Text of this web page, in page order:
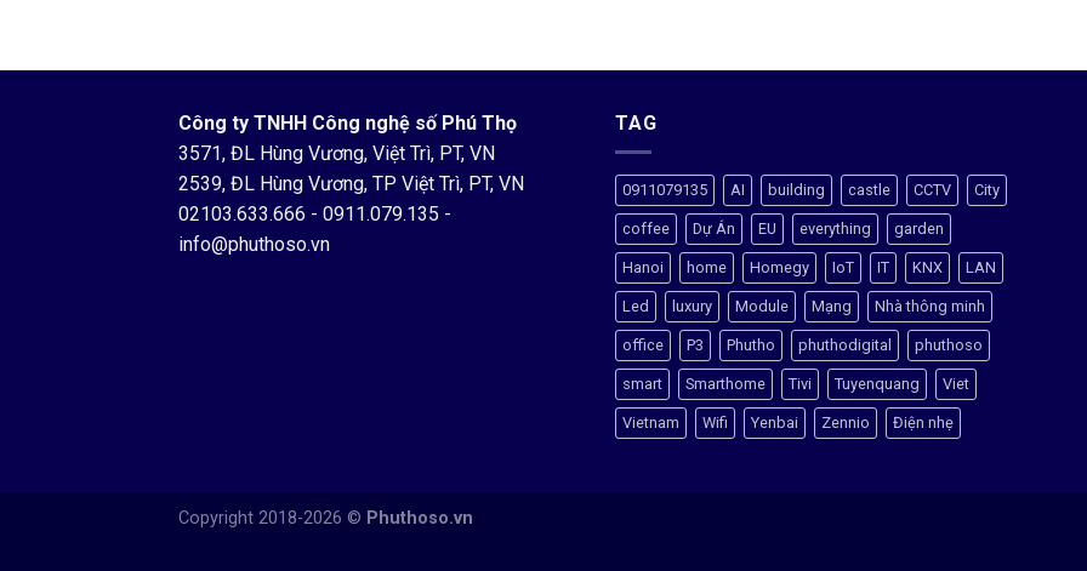
Công ty TNHH Công nghệ số Phú Thọ
3571, ĐL Hùng Vương, Việt Trì, PT, VN
2539, ĐL Hùng Vương, TP Việt Trì, PT, VN
02103.633.666 - 0911.079.135 -
info@phuthoso.vn
TAG
0911079135 AI building castle CCTV City
coffee Dự Án EU everything garden
Hanoi home Homegy IoT IT KNX LAN
Led luxury Module Mạng Nhà thông minh
office P3 Phutho phuthodigital phuthoso
smart Smarthome Tivi Tuyenquang Viet
Vietnam Wifi Yenbai Zennio Điện nhẹ
Copyright 2018-2026 © Phuthoso.vn